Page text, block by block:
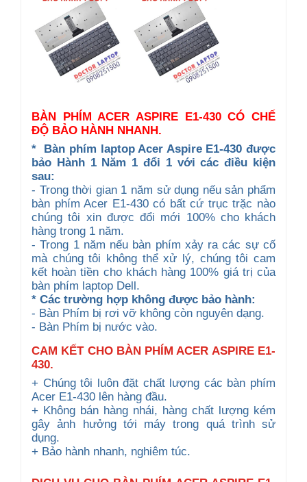
BÀN PHÍM ACER ASPIRE E1-430 CÓ CHẾ
ĐỘ BẢO HÀNH NHANH.
*
Bàn phím laptop Acer Aspire E1-430 được
bảo Hành 1 Năm 1 đổi 1 với các điều kiện
sau:
- Trong thời gian 1 năm sử dụng nếu sản phẩm
bàn phím Acer E1-430 có bất cứ trục trặc nào
chúng tôi xin được đổi mới 100% cho khách
hàng trong 1 năm.
- Trong 1 năm nếu bàn phím xảy ra các sự cố
mà chúng tôi không thể xử lý, chúng tôi cam
kết hoàn tiền cho khách hàng 100% giá trị của
bàn phím laptop Dell.
* Các trường hợp không được bảo hành:
- Bàn Phím bị rơi vỡ không còn nguyên dạng.
- Bàn Phím bị nước vào.
CAM KẾT CHO BÀN PHÍM ACER ASPIRE E1-
430.
+ Chúng tôi luôn đặt chất lượng các bàn phím
Acer E1-430 lên hàng đầu.
+ Không bán hàng nhái, hàng chất lượng kém
gây ảnh hưởng tới máy trong quá trình sử
dụng.
+ Bảo hành nhanh, nghiêm túc.